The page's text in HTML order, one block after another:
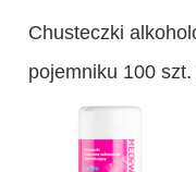
Chusteczki
pojemniku 100